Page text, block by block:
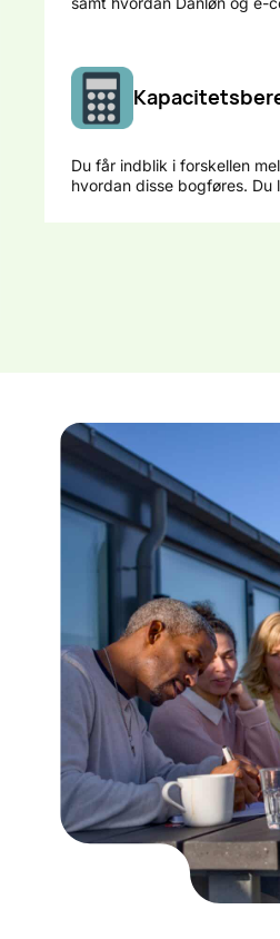
Du får indblik i forskellen
hvordan disse bogføres.